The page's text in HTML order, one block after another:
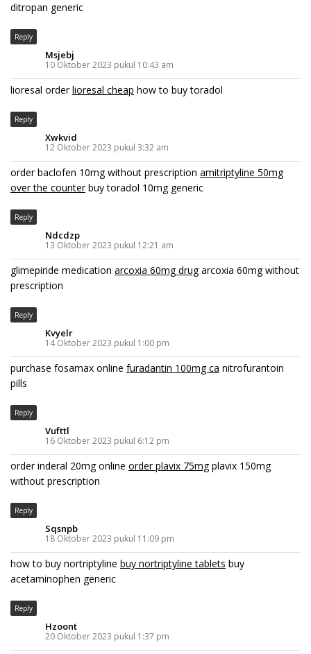
ditropan generic
Reply
Msjebj
10 Oktober 2023 pukul 10:43 am
lioresal orderlioresal cheap how to buy toradol
Reply
Xwkvid
12 Oktober 2023 pukul 3:32 am
order baclofen 10mg without prescription amitriptyline 50mg
over the counterbuy toradol 10mg generic
Reply
Ndcdzp
13 Oktober 2023 pukul 12:21 am
glimepiride medication arcoxia 60mg drugarcoxia 60mg without
prescription
Reply
Kvyelr
14 Oktober 2023 pukul 1:00 pm
purchase fosamax online furadantin 100mg ca nitrofurantoin
pills
Reply
Vufttl
16 Oktober 2023 pukul 6:12 pm
order inderal 20mg online order plavix 75mgplavix 150mg
without prescription
Reply
Sqsnpb
18 Oktober 2023 pukul 11:09 pm
how to buy nortriptyline buy nortriptyline tablets buy
acetaminophen generic
Reply
Hzoont
20 Oktober 2023 pukul 1:37 pm